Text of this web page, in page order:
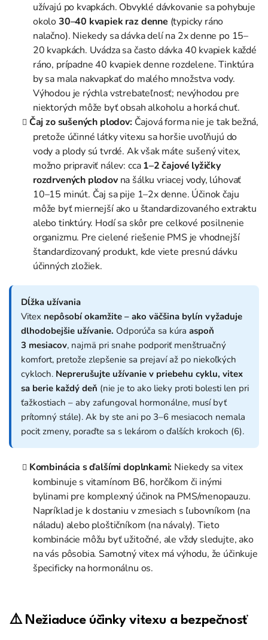
užívajú po kvapkách. Obvyklé dávkovanie sa pohybuje
okolo30–40 kvapiek raz denne (typicky ráno
nalačno). Niekedy sa dávka delí na 2x denne po 15–
20 kvapkách. Uvádza sa často dávka 40 kvapiek každé
ráno, prípadne 40 kvapiek denne rozdelene. Tinktúra
by sa mala nakvapkať do malého množstva vody.
Výhodou je rýchla vstrebateľnosť; nevýhodou pre
niektorých môže byť obsah alkoholu a horká chuť.
Čaj zo sušených plodov:Čajová forma nie je tak bežná,
pretože účinné látky vitexu sa horšie uvoľňujú do
vody a plody sú tvrdé. Ak však máte sušený vitex,
možno pripraviť nálev: cca1–2 čajové lyžičky
rozdrvených plodovna šálku vriacej vody, lúhovať
10–15 minút. Čaj sa pije 1–2x denne. Účinok čaju
môže byť miernejší ako u štandardizovaného extraktu
alebo tinktúry. Hodí sa skôr pre celkové posilnenie
organizmu. Pre cielené riešenie PMS je vhodnejší
štandardizovaný produkt, kde viete presnú dávku
účinných zložiek.
Dĺžka užívania
Vitex nepôsobí okamžite – ako väčšina bylín vyžaduje
dlhodobejšie užívanie. Odporúča sa kúra aspoň
3 mesiacov, najmä pri snahe podporiť menštruačný
komfort, pretože zlepšenie sa prejaví až po niekoľkých
cykloch. Neprerušujte užívanie v priebehu cyklu, vitex
sa berie každý deň (nie je to ako lieky proti bolesti len pri
ťažkostiach – aby zafungoval hormonálne, musí byť
prítomný stále). Ak by ste ani po 3–6 mesiacoch nemala
pocit zmeny, poraďte sa s lekárom o ďalších krokoch (6).
Kombinácia s ďalšími doplnkami: Niekedy sa vitex
kombinuje s vitamínom B6, horčíkom či inými
bylinami pre komplexný účinok na PMS/menopauzu.
Napríklad je k dostaniu v zmesiach s ľubovníkom (na
náladu) alebo ploštičníkom (na návaly). Tieto
kombinácie môžu byť užitočné, ale vždy sledujte, ako
na vás pôsobia. Samotný vitex má výhodu, že účinkuje
špecificky na hormonálnu os.
⚠️ Nežiaduce účinky vitexu a bezpečnosť